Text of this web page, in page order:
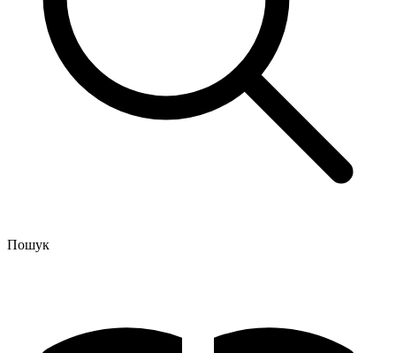
Пошук